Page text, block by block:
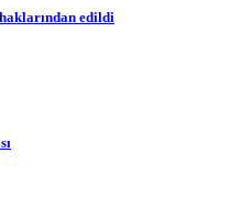
edildi